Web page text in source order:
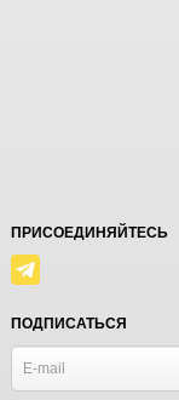
ПРИСОЕДИНЯЙТЕСЬ
ПОДПИСАТЬСЯ